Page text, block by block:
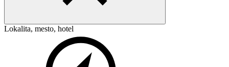
Lokalita, mesto, hotel